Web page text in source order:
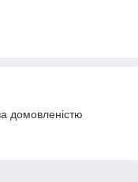
домовленістю